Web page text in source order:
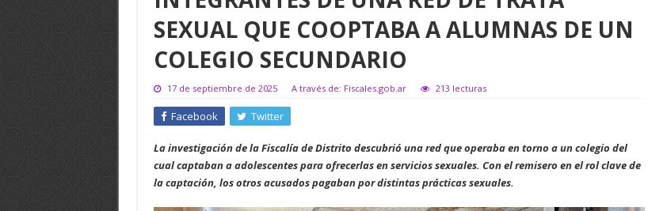
SEXUAL QUE COOPTABA A ALUMNAS DE UN
COLEGIO SECUNDARIO
17 de septiembre de 2025 A través de: Fiscales.gob.ar 213 lecturas
Facebook Twitter
La investigación de la Fiscalía de Distrito descubrió una red que operaba en torno a un colegio del
cual captaban a adolescentes para ofrecerlas en servicios sexuales. Con el remisero en el rol clave de
la captación, los otros acusados pagaban por distintas prácticas sexuales.